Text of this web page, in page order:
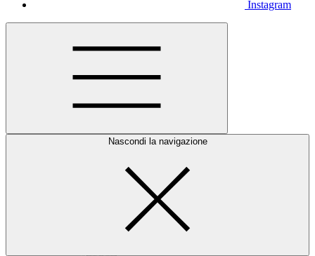
Instagram
Nascondi la navigazione